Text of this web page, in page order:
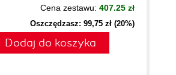
Cena zestawu: 407.25 zł
Oszczędzasz: 99,75 zł (20%)
Dodaj do koszyka